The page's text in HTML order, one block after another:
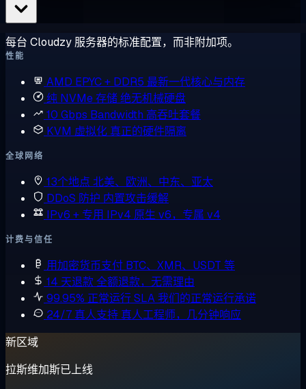
每台 Cloudzy 服务器的标准配置，而非附加项。
性能
AMD EPYC + DDR5 最新一代核心与内存
纯 NVMe 存储绝无机械硬盘
10 Gbps Bandwidth 高吞吐套餐
KVM 虚拟化 真正的硬件隔离
全球网络
13个地点 北美、欧洲、中东、亚太
DDoS 防护 内置攻击缓解
IPv6 + 专用 IPv4 原生 v6，专属 v4
计费与信任
用加密货币支付 BTC、XMR、USDT 等
14 天退款全额退款，无需理由
99.95% 正常运行 SLA我们的正常运行承诺
24/7 真人支持 真人工程师，几分钟响应
新区域
拉斯维加斯已上线